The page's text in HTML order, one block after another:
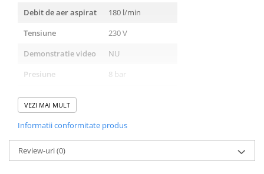
Debit de aer aspirat
180 l/min
Tensiune
230 V
Demonstratie video
NU
Presiune
8 bar
Mod de ungere
Numar cilindri
VEZI MAI MULT
Informatii conformitate produs
Review-uri(0)